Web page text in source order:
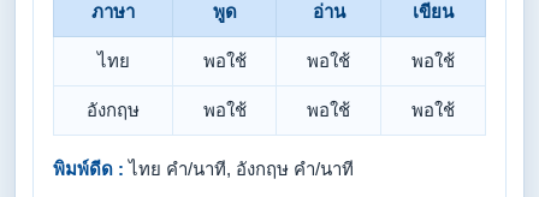
ภาษา พูด อ่าน เขียน
ไทย พอใช้ พอใช้ พอใช้
อังกฤษ พอใช้ พอใช้ พอใช้
พิมพ์ดีด : ไทย คำ/นาที, อังกฤษ คำ/นาที